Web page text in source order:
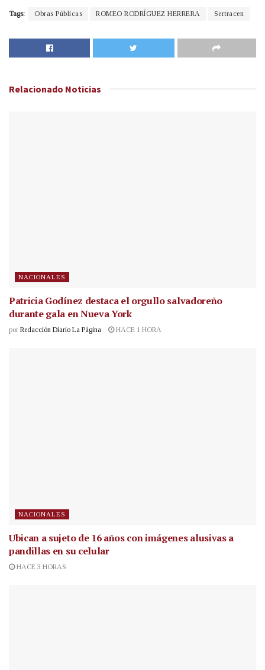
Tags: Obras Públicas ROMEO RODRÍGUEZ HERRERA Sertracen
Relacionado Noticias
NACIONALES
Patricia Godínez destaca el orgullo salvadoreño
durante gala en Nueva York
por Redacción Diario La Página HACE 1 HORA
NACIONALES
Ubican a sujeto de 16 años con imágenes alusivas a
pandillas en su celular
HACE 3 HORAS